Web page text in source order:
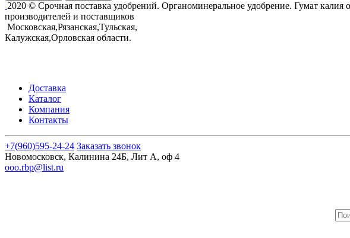
2020 © Срочная поставка удобрений. Органоминеральное удобрение. Гумат
производителей и поставщиков
Московская,Рязанская,Тульская,
Калужская,Орловская области.
Доставка
Каталог
Компания
Контакты
+7(960)595-24-24 Заказать звонок
Новомосковск, Калинина 24Б, Лит А, оф 4
ooo.rbp@list.ru